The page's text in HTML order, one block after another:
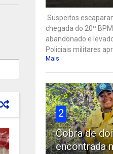
Suspeitos
chegada do 20º
abandonado e
Policiais militares
Mais
2
Cobra de
encontrada